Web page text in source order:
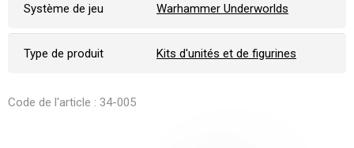
Système de jeu Warhammer Underworlds
Type de produit Kits d'unités et de figurines
Code de l'article : 34-005